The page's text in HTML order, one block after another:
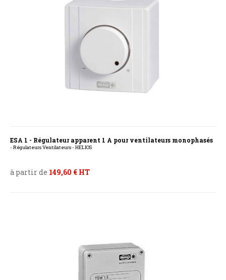
ESA 1 - Régulateur apparent 1 A pour ventilateurs monophasés
- Régulateurs Ventilateurs - HELIOS
à partir de 149,60 € HT